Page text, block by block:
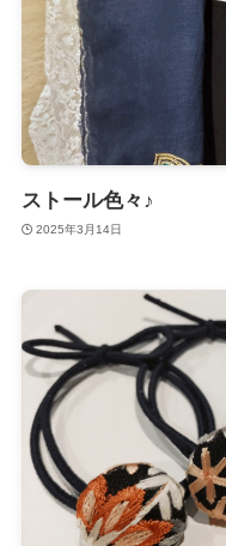
ストール色々♪
2025年3月14日